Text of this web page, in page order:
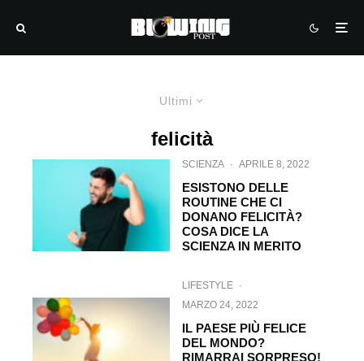
Ultimi
felicità
SCIENZA · APRILE 8, 2022
ESISTONO DELLE
ROUTINE CHE CI
DONANO FELICITÀ?
COSA DICE LA
SCIENZA IN MERITO
LIFESTYLE ·
MARZO 24, 2022
IL PAESE PIÙ FELICE
DEL MONDO?
RIMARRAI SORPRESO!